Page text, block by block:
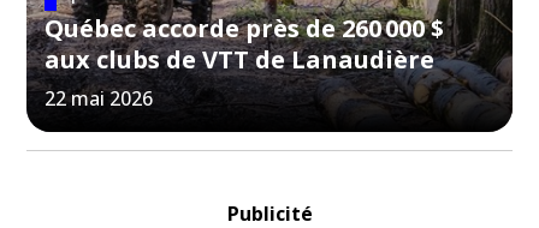
Québec accorde près de 260 000 $
aux clubs de VTT de Lanaudière
22 mai 2026
Publicité